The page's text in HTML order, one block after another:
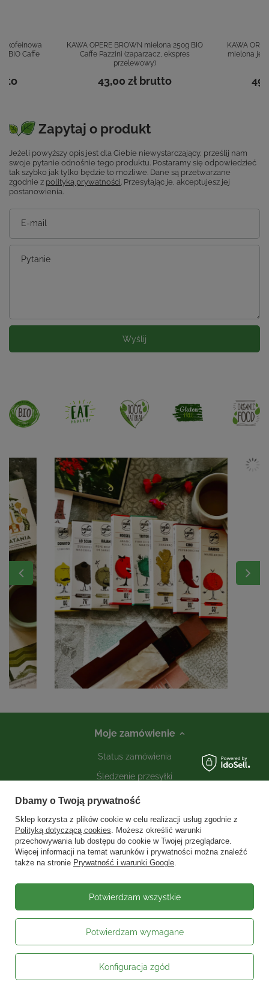
BIO Caffe
KAWA OPERE BROWN mielona 250g BIO
Caffe Pazzini (zaparzacz, ekspres
przelewowy)
43,00 złbrutto
KAWA
mielona
Zapytaj o produkt
Jeżeli powyższy opis jest dla Ciebie niewystarczający, prześlij nam
swoje pytanie odnośnie tego produktu. Postaramy się odpowiedzieć
tak szybko jak tylko będzie to możliwe. Dane są przetwarzane
zgodnie z polityką prywatności. Przesyłając je, akceptujesz jej
postanowienia.
E-mail
Pytanie
Wyślij
Moje zamówienie
Status zamówienia
Śledzenie przesyłki
Kontakt
Moje konto
Informacje
Social media
W sklepie prezentujemy ceny brutto (z VAT).Stawki VAT dla konsumentów z
Dbamy o Twoją prywatność
Sklep korzysta z plików cookie w celu realizacji usług zgodnie z
Polityką dotyczącą cookies. Możesz określić warunki
przechowywania lub dostępu do cookie w Twojej przeglądarce.
Więcej informacji na temat warunków i prywatności można znaleźć
także na stronie Prywatność i warunki Google.
Potwierdzam wymagane
Konfiguracja zgód
Potwierdzam wszystkie